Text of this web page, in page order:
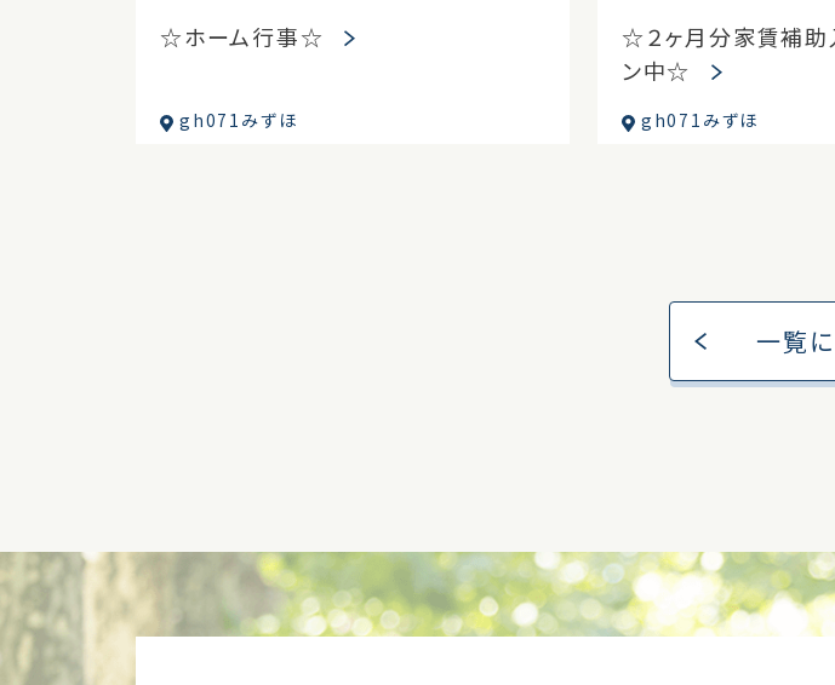
☆ホーム行事☆
gh071みずほ
☆２ヶ月分家賃補助
ン中☆
gh071みずほ
一覧